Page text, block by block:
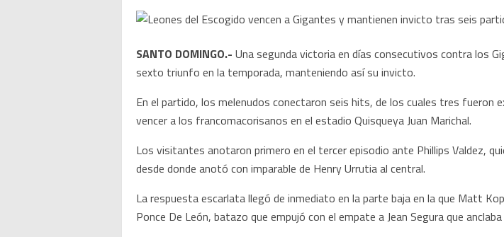
SANTO DOMINGO.- Una segunda victoria en días consecutivos contra los
sexto triunfo en la temporada, manteniendo así su invicto.
En el partido, los melenudos conectaron seis hits, de los cuales tres fueron
vencer a los francomacorisanos en el estadio Quisqueya Juan Marichal.
Los visitantes anotaron primero en el tercer episodio ante Phillips Valdez,
desde donde anotó con imparable de Henry Urrutia al central.
La respuesta escarlata llegó de inmediato en la parte baja en la que Matt
Ponce De León, batazo que empujó con el empate a Jean Segura que anclaba